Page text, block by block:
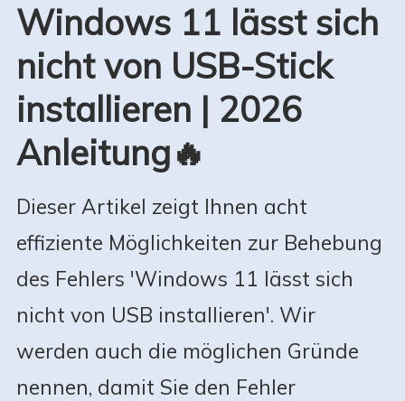
Windows 11 lässt sich
nicht von USB-Stick
installieren | 2026
Anleitung🔥
Dieser Artikel zeigt Ihnen acht
effiziente Möglichkeiten zur Behebung
des Fehlers 'Windows 11 lässt sich
nicht von USB installieren'. Wir
werden auch die möglichen Gründe
nennen, damit Sie den Fehler